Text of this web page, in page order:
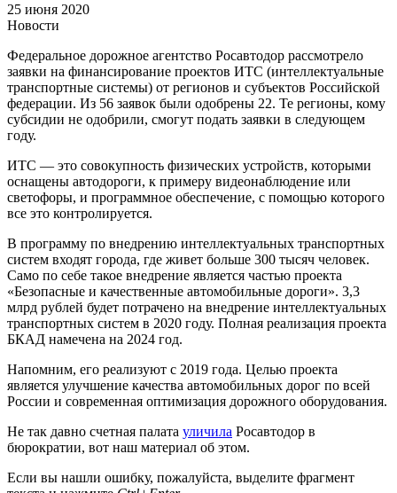
25 июня 2020
Новости
Федеральное дорожное агентство Росавтодор рассмотрело
заявки на финансирование проектов ИТС (интеллектуальные
транспортные системы) от регионов и субъектов Российской
федерации. Из 56 заявок были одобрены 22. Те регионы, кому
субсидии не одобрили, смогут подать заявки в следующем
году.
ИТС — это совокупность физических устройств, которыми
оснащены автодороги, к примеру видеонаблюдение или
светофоры, и программное обеспечение, с помощью которого
все это контролируется.
В программу по внедрению интеллектуальных транспортных
систем входят города, где живет больше 300 тысяч человек.
Само по себе такое внедрение является частью проекта
«Безопасные и качественные автомобильные дороги». 3,3
млрд рублей будет потрачено на внедрение интеллектуальных
транспортных систем в 2020 году. Полная реализация проекта
БКАД намечена на 2024 год.
Напомним, его реализуют с 2019 года. Целью проекта
является улучшение качества автомобильных дорог по всей
России и современная оптимизация дорожного оборудования.
Не так давно счетная палата уличила Росавтодор в
бюрократии, вот наш материал об этом.
Если вы нашли ошибку, пожалуйста, выделите фрагмент